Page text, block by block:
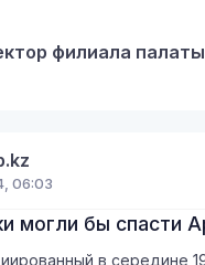
06:03
могли бы спасти
в середине